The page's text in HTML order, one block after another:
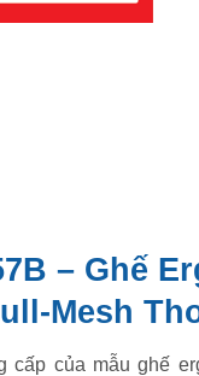
– Ghế
Mesh
cấp của mẫu ghế